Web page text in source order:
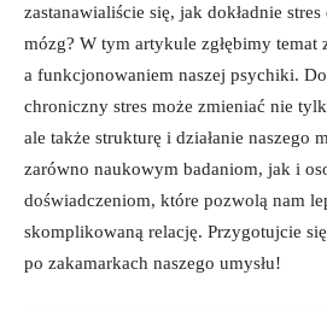
zastanawialiście się, jak dokładnie stres
mózg? W tym artykule zgłębimy temat
a funkcjonowaniem naszej psychiki.
chroniczny stres może zmieniać nie
ale także strukturę i działanie naszego
zarówno naukowym badaniom, jak i
doświadczeniom, które pozwolą nam
skomplikowaną relację. Przygotujcie
po zakamarkach naszego umysłu!